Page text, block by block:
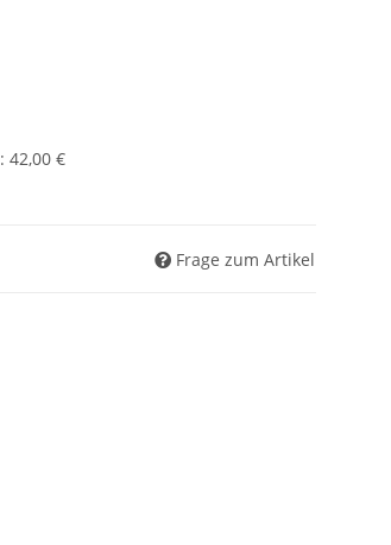
: 42,00 €
Frage zum Artikel